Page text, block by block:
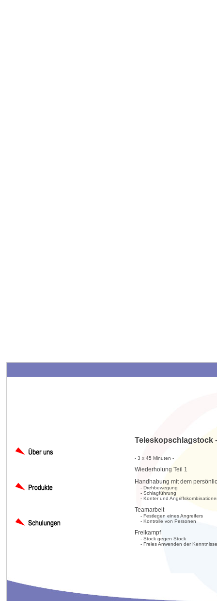
Teleskopschlagstock
- 3 x 45 Minuten -
Wiederholung Teil 1
Handhabung mit dem
- Drehbewegung
- Schlagführung
- Konter und
Teamarbeit
- Festlegen eines Angreifers
- Kontrolle von Personen
Freikampf
- Stock gegen Stock
- Freies Anwenden der Kenntnisse